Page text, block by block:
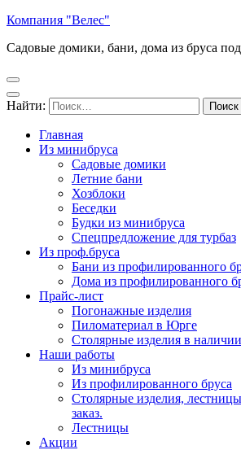
Компания "Велес"
Садовые домики, бани, дома из бруса
Найти:
Главная
Из минибруса
Садовые домики
Летние бани
Хозблоки
Беседки
Будки из минибруса
Спецпредложение для турбаз
Из проф.бруса
Бани из профилированного
Дома из профилированного
Прайс-лист
Погонажные изделия
Пиломатериал в Юрге
Столярные изделия в
Наши работы
Из минибруса
Из профилированного бруса
Столярные изделия,
заказ.
Лестницы
Акции